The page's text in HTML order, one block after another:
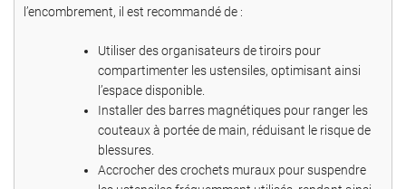
l’encombrement, il est recommandé de :
Utiliser des organisateurs de tiroirs pour
compartimenter les ustensiles, optimisant ainsi
l’espace disponible.
Installer des barres magnétiques pour ranger les
couteaux à portée de main, réduisant le risque de
blessures.
Accrocher des crochets muraux pour suspendre